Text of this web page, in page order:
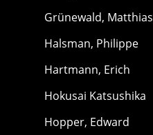
Grünewald, Matthias
Halsman, Philippe
Hartmann, Erich
Hokusai Katsushika
Hopper, Edward